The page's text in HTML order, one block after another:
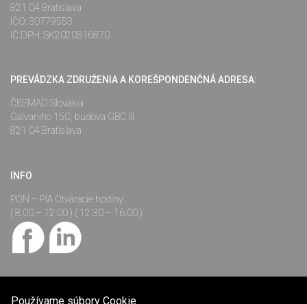
821 04 Bratislava
IČO: 30779553
IČ DPH: SK2020316870
PREVÁDZKA ZDRUŽENIA A KOREŠPONDENČNÁ ADRESA:
ČESMAD Slovakia
Galvaniho 15C, budova GBC III
821 04 Bratislava
INFO
PON – PIA Otváracie hodiny:
( 8.00 – 12.00 ) ( 12.30 – 16.00 )
Používame súbory Cookie